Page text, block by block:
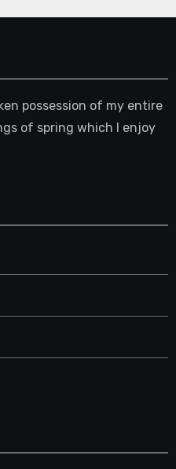
possession of my entire
of spring which I enjoy